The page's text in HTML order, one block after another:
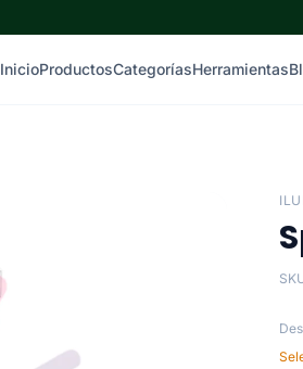
InicioProductosCategoríasHerramientas